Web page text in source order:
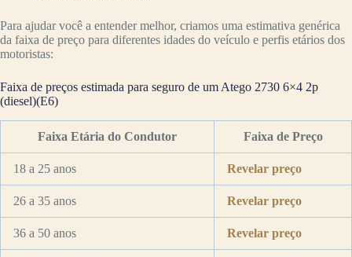
Para ajudar você a entender melhor, criamos uma estimativa genérica
da faixa de preço para diferentes idades do veículo e perfis etários dos
motoristas:
Faixa de preços estimada para seguro de um Atego 2730 6×4 2p
(diesel)(E6)
Faixa Etária do Condutor Faixa de Preço
18 a 25 anos Revelar preço
26 a 35 anos Revelar preço
36 a 50 anos Revelar preço